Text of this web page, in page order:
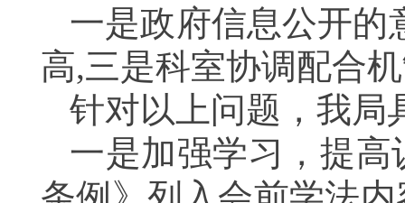
一是政府信息公开的
高,三是科室协调配合
针对以上问题，我局
一是加强学习，提